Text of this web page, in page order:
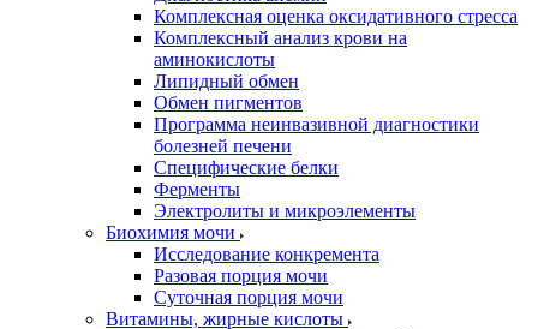
Комплексная оценка оксидативного стресса
Комплексный анализ крови на
аминокислоты
Липидный обмен
Обмен пигментов
Программа неинвазивной диагностики
болезней печени
Специфические белки
Ферменты
Электролиты и микроэлементы
Биохимия мочи
Исследование конкремента
Разовая порция мочи
Суточная порция мочи
Витамины, жирные кислоты